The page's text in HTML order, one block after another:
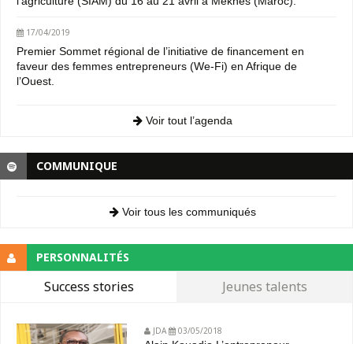
17/04/2019
Premier Sommet régional de l’initiative de financement en
faveur des femmes entrepreneurs (We-Fi) en Afrique de
l’Ouest.
Voir tout l’agenda
COMMUNIQUE
Voir tous les communiqués
PERSONNALITÉS
Success stories Jeunes talents
JDA 03/05/2018